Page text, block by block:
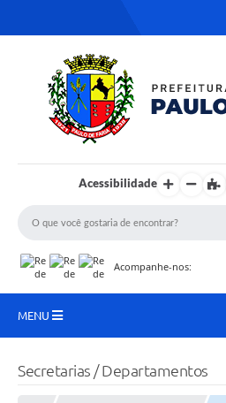
Acessibilidade
Acompanhe-nos:
MENU
Secretarias / Departamentos